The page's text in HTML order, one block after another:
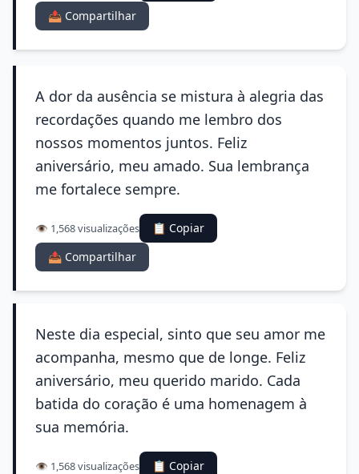
📤 Compartilhar
A dor da ausência se mistura à alegria das
recordações quando me lembro dos
nossos momentos juntos. Feliz
aniversário, meu amado. Sua lembrança
me fortalece sempre.
👁️ 1,568 visualizações
📋 Copiar
📤 Compartilhar
Neste dia especial, sinto que seu amor me
acompanha, mesmo que de longe. Feliz
aniversário, meu querido marido. Cada
batida do coração é uma homenagem à
sua memória.
👁️ 1,568 visualizações
📋 Copiar